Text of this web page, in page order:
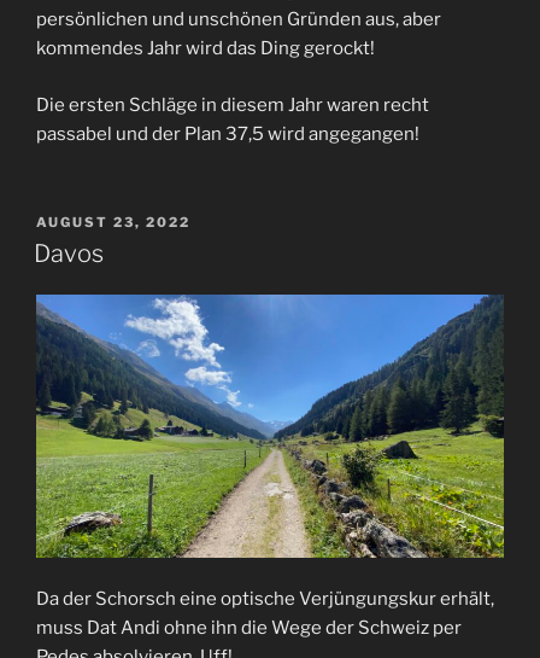
persönlichen und unschönen Gründen aus, aber
kommendes Jahr wird das Ding gerockt!
Die ersten Schläge in diesem Jahr waren recht
passabel und der Plan 37,5 wird angegangen!
VERÖFFENTLICHT
AM
AUGUST 23, 2022
Davos
Da der Schorsch eine optische Verjüngungskur erhält,
muss Dat Andi ohne ihn die Wege der Schweiz per